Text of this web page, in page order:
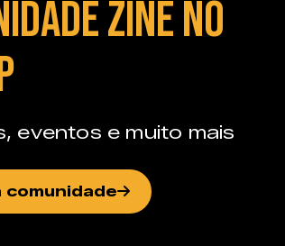
ZINE NO
eventos e muito mais
comunidade